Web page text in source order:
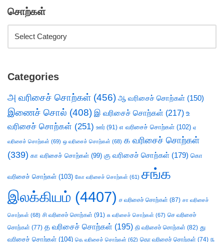
சொற்கள்
Categories
அ வரிசைச் சொற்கள் (456) ஆ வரிசைச் சொற்கள் (150)
இணைச் சொல் (408) இ வரிசைச் சொற்கள் (217) உ
வரிசைச் சொற்கள் (251) ஊர் (91) எ வரிசைச் சொற்கள் (102) ஏ
வரிசைச் சொற்கள் (69) ஒ வரிசைச் சொற்கள் (68) க வரிசைச் சொற்கள்
(339) கா வரிசைச் சொற்கள் (99) கு வரிசைச் சொற்கள் (179) கொ
வரிசைச் சொற்கள் (103) கோ வரிசைச் சொற்கள் (61) சங்க
இலக்கியம் (4407) ச வரிசைச் சொற்கள் (87) சா வரிசைச்
சொற்கள் (68) சி வரிசைச் சொற்கள் (91) சு வரிசைச் சொற்கள் (67) செ வரிசைச்
சொற்கள் (77) த வரிசைச் சொற்கள் (195) தி வரிசைச் சொற்கள் (82) து
வரிசைச் சொற்கள் (104) தெ வரிசைச் சொற்கள் (62) தொ வரிசைச் சொற்கள் (74) ந